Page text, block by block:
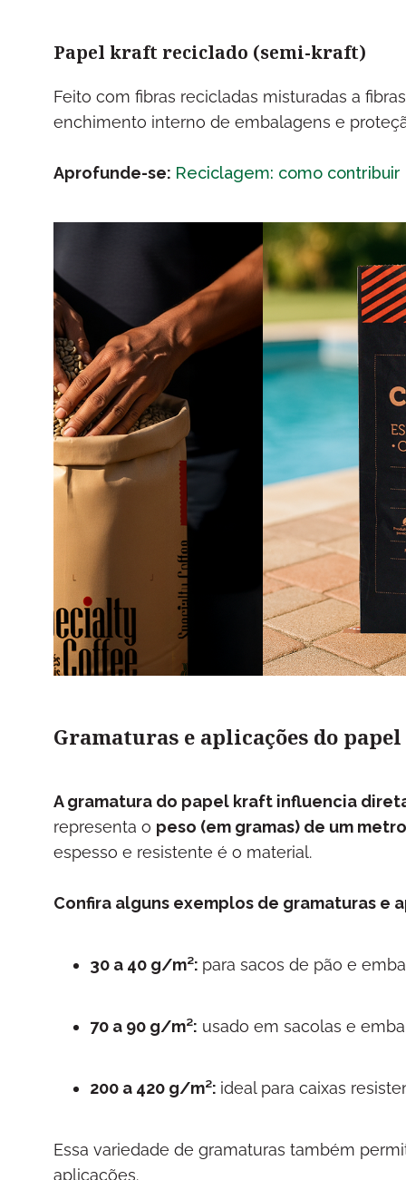
Papel kraft reciclado (semi-kraft)
Feito com fibras recicladas misturadas a
enchimento interno de embalagens e
Aprofunde-se: Reciclagem: como
Gramaturas e aplicações do
A gramatura do papel kraft influencia
representa o peso (em gramas) de um
espesso e resistente é o material.
Confira alguns exemplos de gramaturas e
30 a 40 g/m²: para sacos de pão e
70 a 90 g/m²: usado em sacolas e
200 a 420 g/m²: ideal para caixas
Essa variedade de gramaturas também
aplicações.